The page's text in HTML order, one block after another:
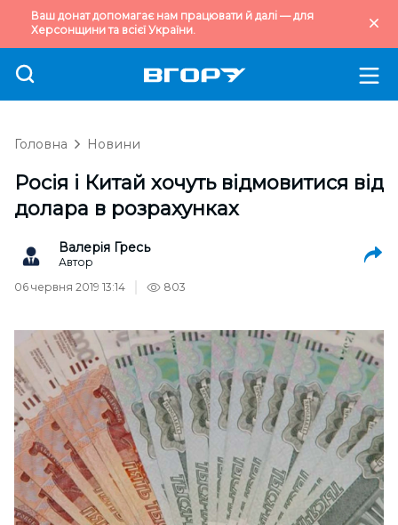
Ваш донат допомагає нам працювати й далі — для
Херсонщини та всієї України.
Головна Новини
Росія і Китай хочуть відмовитися від
долара в розрахунках
Валерія Гресь
Автор
06 червня 2019 13:14
803